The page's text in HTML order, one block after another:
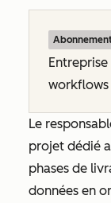
Entreprise
workflows
Le
projet dédié
phases de
données en